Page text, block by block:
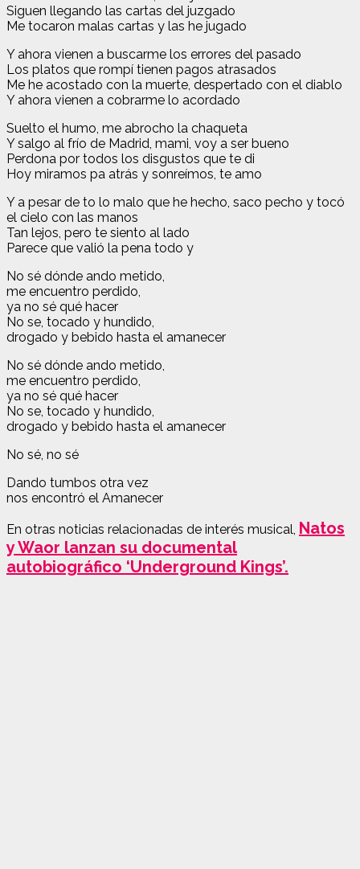
Siguen llegando las cartas del juzgado
Me tocaron malas cartas y las he jugado
Y ahora vienen a buscarme los errores del pasado
Los platos que rompí tienen pagos atrasados
Me he acostado con la muerte, despertado con el diablo
Y ahora vienen a cobrarme lo acordado
Suelto el humo, me abrocho la chaqueta
Y salgo al frío de Madrid, mami, voy a ser bueno
Perdona por todos los disgustos que te di
Hoy miramos pa atrás y sonreímos, te amo
Y a pesar de to lo malo que he hecho, saco pecho y tocó
el cielo con las manos
Tan lejos, pero te siento al lado
Parece que valió la pena todo y
No sé dónde ando metido,
me encuentro perdido,
ya no sé qué hacer
No se, tocado y hundido,
drogado y bebido hasta el amanecer
No sé dónde ando metido,
me encuentro perdido,
ya no sé qué hacer
No se, tocado y hundido,
drogado y bebido hasta el amanecer
No sé, no sé
Dando tumbos otra vez
nos encontró el Amanecer
En otras noticias relacionadas de interés musical, Natos
y Waor lanzan su documental
autobiográfico ‘Underground Kings’.